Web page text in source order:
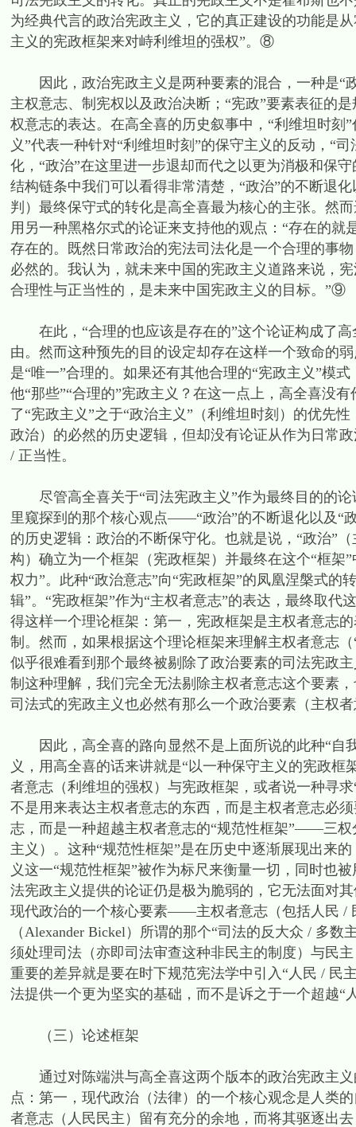
为经典代言的政治宪政主义，它的真正建设的功能是
主义的宪政框架来对峙利维坦的强权”。⑧
因此，政治宪政主义是两种要素的混合，一种是“
主权意志、制宪权以及政治决断；“宪政”要素表征的
权意志的表达。在高全喜的历史叙事中，“利维坦时刻
义”代表一种针对“利维坦时刻”的保守主义的反动，“
化，“政治”在这里进一步退却而代之以更为消极和保
结构链条中我们可以看得非常清楚，“政治”的不断退
判）最终保守式的转化是高全喜最为核心的主张。然
用另一种黑格尔式的论证来支持他的观点：“存在的
存在的。既然日常政治的宪法司法化是一个合理的事
必然的。我认为，就未来中国的宪政主义道路来说，
合理性与正当性的，是未来中国宪政主义的目标。”⑨
在此，“合理的也应该是存在的”这个论证构成了高
由。然而这种预先的目的设定却存在这样一个致命的
是“唯一”合理的。如果还有其他合理的“宪政主义”模
他“那些”“合理的”宪政主义？在这一点上，高全喜没
了“宪政主义”之于“政治主义”（利维坦时刻）的优先
政治）的必然的历史逻辑，但却没有论证从作为日常
/ 正当性。
尽管高全喜关于“司法宪政主义”作为最终目的的论
里窥探到的那个核心观点——“政治”的不断退化以及“
的历史逻辑：政治的不断保守化。也就是说，“政治”
构）确立为一个框架（宪政框架）并最终在这个“框架
权力”。此种“政治意志”向“宪政框架”的凤凰涅槃式
辑”。“宪政框架”作为“主权者意志”的表达，最终取代
得这样一个理论框架：第一，宪政框架是主权者意志
制。然而，如果根据这个理论框架来理解主权者意志
似乎很难看到那个最终被剔除了政治要素的司法宪政
制这种理解，我们完全无法剔除主权者意志这个要素
司法式的宪政主义也必然有那么一个政治要素（主权
因此，高全喜的路向显然不是上面所说的此种“自
义，用高全喜的话来讲就是“以一种保守主义的宪政
者意志（利维坦的强权）与宪政框架，或者说一种寻
不是用来表达主权者意志的东西，而是主权者意志必
志，而是一种超越主权者意志的“规范性框架”——三
主义）。这种“规范性框架”是在历史中逐渐展现出来
义这一“规范性框架”被作为标尺来衡量一切，同时也
法宪政主义提供的论证仍是极为脆弱的，它无法面对
现代政治的一个核心要素——主权者意志（包括人民 /
（Alexander Bickel）所谓的那个“司法的反大众 / 多
须处理司法（亦即司法审查这种非民主的制度）与民
重要的差异就是要在时下规范宪法学中引入“人民 / 民
法提供一个更为坚实的基础，而不是诉之于一个超越“
（三）论述框架
通过对陈端洪与高全喜这两个版本的政治宪政主义
点：第一，现代政治（法律）的一个核心观念是人类
者意志（人民民主）留有充分的余地，而将其驱逐出